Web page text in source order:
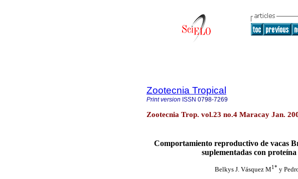
Zootecnia Tropical
Print version ISSN 0798-7269
Zootecnia Trop. vol.23 no.4 Maracay Jan.
Comportamiento reproductivo de vacas
suplementadas con
Belkys J. Vásquez M1* y